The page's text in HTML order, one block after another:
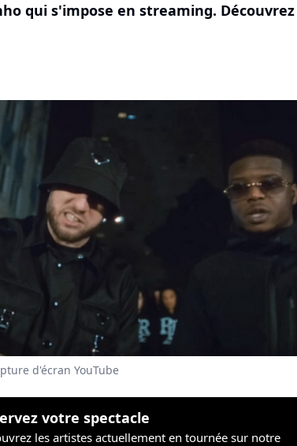
qui s'impose en streaming. Découvrez
d'écran YouTube
votre spectacle
les artistes actuellement en tournée sur notre